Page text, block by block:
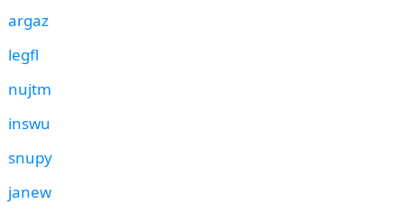
argaz
legfl
nujtm
inswu
snupy
janew